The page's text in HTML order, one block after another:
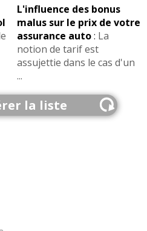
L'influence des bonus
malus sur le prix de votre
assurance auto: La
notion de tarif est
assujettie dans le cas d'un
...
la liste